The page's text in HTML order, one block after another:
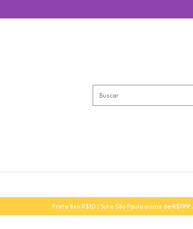
Frete fixo R$10 | Sul e São Paulo acima de R$199!